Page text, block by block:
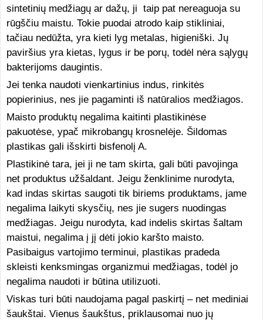
sintetinių medžiagų ar dažų, ji taip pat nereaguoja su
rūgščiu maistu. Tokie puodai atrodo kaip stikliniai,
tačiau nedūžta, yra kieti lyg metalas, higieniški. Jų
paviršius yra kietas, lygus ir be porų, todėl nėra sąlygų
bakterijoms daugintis.
Jei tenka naudoti vienkartinius indus, rinkitės
popierinius, nes jie pagaminti iš natūralios medžiagos.
Maisto produktų negalima kaitinti plastikinėse
pakuotėse, ypač mikrobangų krosnelėje. Šildomas
plastikas gali išskirti bisfenolį A.
Plastikinė tara, jei ji ne tam skirta, gali būti pavojinga
net produktus užšaldant. Jeigu ženklinime nurodyta,
kad indas skirtas saugoti tik biriems produktams, jame
negalima laikyti skysčių, nes jie sugers nuodingas
medžiagas. Jeigu nurodyta, kad indelis skirtas šaltam
maistui, negalima į jį dėti jokio karšto maisto.
Pasibaigus vartojimo terminui, plastikas pradeda
skleisti kenksmingas organizmui medžiagas, todėl jo
negalima naudoti ir būtina utilizuoti.
Viskas turi būti naudojama pagal paskirtį – net mediniai
šaukštai. Vienus šaukštus, priklausomai nuo jų